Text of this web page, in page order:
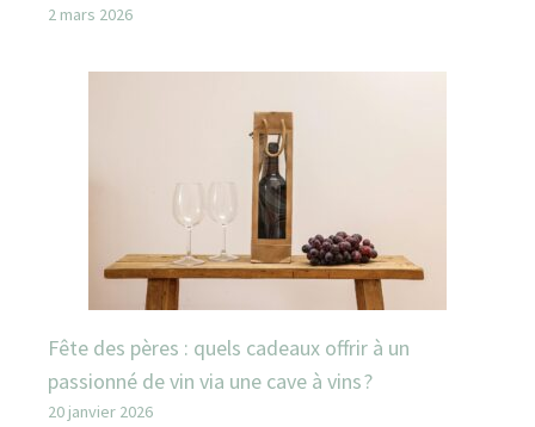
2 mars 2026
Fête des pères : quels cadeaux offrir à un
passionné de vin via une cave à vins ?
20 janvier 2026